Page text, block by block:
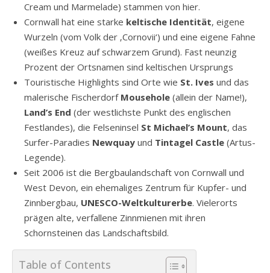
Cream und Marmelade) stammen von hier.
Cornwall hat eine starke keltische Identität, eigene
Wurzeln (vom Volk der ‚Cornovii‘) und eine eigene Fahne
(weißes Kreuz auf schwarzem Grund). Fast neunzig
Prozent der Ortsnamen sind keltischen Ursprungs
Touristische Highlights sind Orte wie St. Ives und das
malerische Fischerdorf Mousehole (allein der Name!),
Land’s End (der westlichste Punkt des englischen
Festlandes), die Felseninsel St Michael’s Mount, das
Surfer-Paradies Newquay und Tintagel Castle (Artus-
Legende).
Seit 2006 ist die Bergbaulandschaft von Cornwall und
West Devon, ein ehemaliges Zentrum für Kupfer- und
Zinnbergbau, UNESCO-Weltkulturerbe. Vielerorts
prägen alte, verfallene Zinnmienen mit ihren
Schornsteinen das Landschaftsbild.
Table of Contents